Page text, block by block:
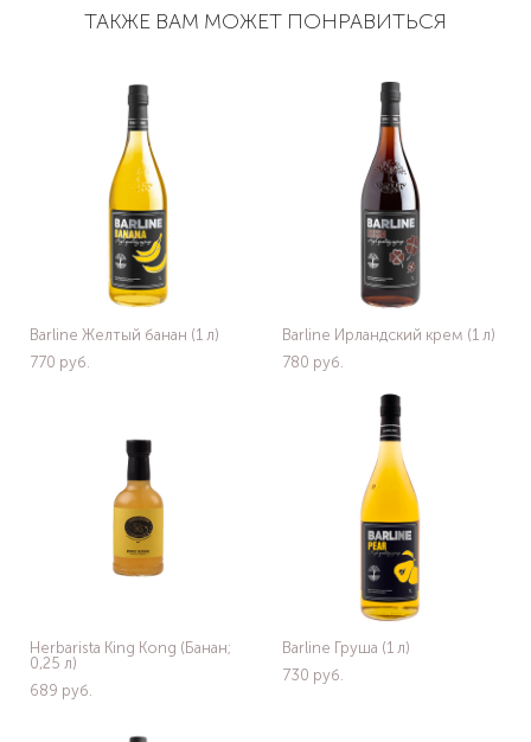
ТАКЖЕ ВАМ МОЖЕТ ПОНРАВИТЬСЯ
Barline Желтый банан (1 л)
770 pуб.
Barline Ирландский крем (1 л)
780 pуб.
Herbarista King Kong (Банан;
0,25 л)
689 pуб.
Barline Груша (1 л)
730 pуб.